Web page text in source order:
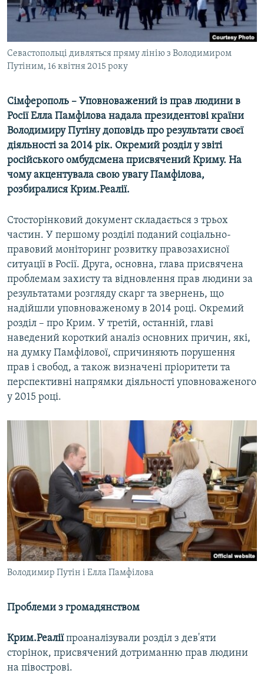
ВІДЕОУРОКИ «ELIFBE»
УКРАЇНСЬКА ПРОБЛЕМА КРИМУ
Русский
Qırımtatar
ДОЛУЧАЙСЯ!
Усі сайти RFE/RL
Севастопольці дивляться пряму лінію з Володимиром
Путіним, 16 квітня 2015 року
Сімферополь – Уповноважений із прав людини в
Росії Елла Памфілова надала президентові країни
Володимиру Путіну доповідь про результати своєї
діяльності за 2014 рік. Окремий розділ у звіті
російського омбудсмена присвячений Криму. На
чому акцентувала свою увагу Памфілова,
розбиралися Крим.Реалії.
Стосторінковий документ складається з трьох
частин. У першому розділі поданий соціально-
правовий моніторинг розвитку правозахисної
ситуації в Росії. Друга, основна, глава присвячена
проблемам захисту та відновлення прав людини за
результатами розгляду скарг та звернень, що
надійшли уповноваженому в 2014 році. Окремий
розділ – про Крим. У третій, останній, главі
наведений короткий аналіз основних причин, які,
на думку Памфілової, спричиняють порушення
прав і свобод, а також визначені пріоритети та
перспективні напрямки діяльності уповноваженого
у 2015 році.
Володимир Путін і Елла Памфілова
Проблеми з громадянством
Крим.Реаліїпроаналізували розділ з дев'яти
сторінок, присвячений дотриманню прав людини
на півострові.